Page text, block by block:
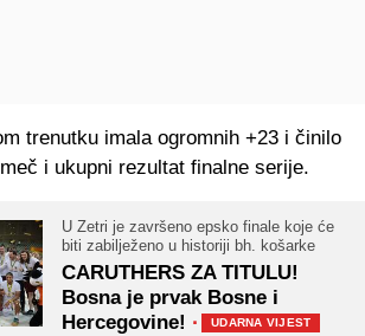
trenutku imala ogromnih +23 i činilo
i ukupni rezultat finalne serije.
U Zetri je završeno epsko finale koje će
biti zabilježeno u historiji bh. košarke
CARUTHERS ZA TITULU!
Bosna je prvak Bosne i
Hercegovine! · UDARNA VIJEST